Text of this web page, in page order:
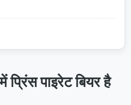
प्रिंस पाइरेट बियर है